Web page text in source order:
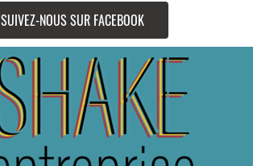
SUIVEZ-NOUS SUR FACEBOOK